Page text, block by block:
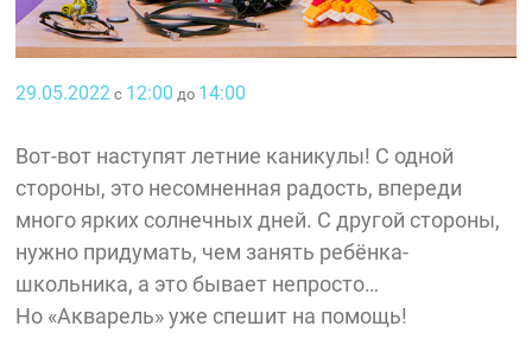
29.05.2022 с 12:00 до 14:00
Вот-вот наступят летние каникулы! С одной
стороны, это несомненная радость, впереди
много ярких солнечных дней. С другой стороны,
нужно придумать, чем занять ребёнка-
школьника, а это бывает непросто…
Но «Акварель» уже спешит на помощь!